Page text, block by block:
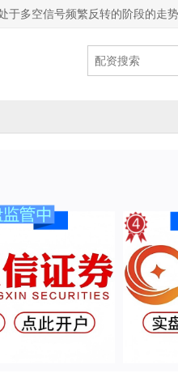
于多空信号频繁反转的阶段的走